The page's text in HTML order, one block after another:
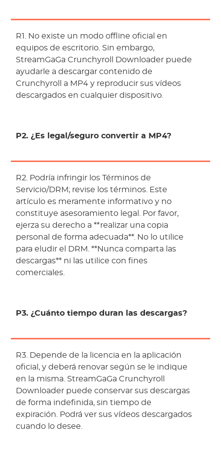
R1. No existe un modo offline oficial en
equipos de escritorio. Sin embargo,
StreamGaGa Crunchyroll Downloader puede
ayudarle a descargar contenido de
Crunchyroll a MP4 y reproducir sus vídeos
descargados en cualquier dispositivo.
P2. ¿Es legal/seguro convertir a MP4?
R2. Podría infringir los Términos de
Servicio/DRM; revise los términos. Este
artículo es meramente informativo y no
constituye asesoramiento legal. Por favor,
ejerza su derecho a **realizar una copia
personal de forma adecuada**. No lo utilice
para eludir el DRM. **Nunca comparta las
descargas** ni las utilice con fines
comerciales.
P3. ¿Cuánto tiempo duran las descargas?
R3. Depende de la licencia en la aplicación
oficial, y deberá renovar según se le indique
en la misma. StreamGaGa Crunchyroll
Downloader puede conservar sus descargas
de forma indefinida, sin tiempo de
expiración. Podrá ver sus vídeos descargados
cuando lo desee.